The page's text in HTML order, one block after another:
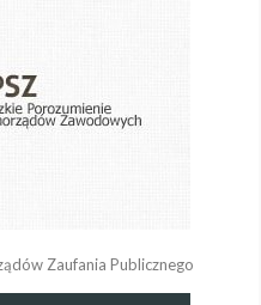
Zaufania Publicznego